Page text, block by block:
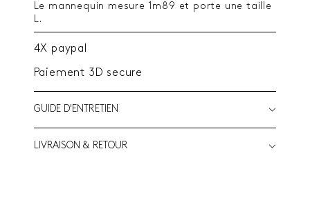
Le mannequin mesure 1m89 et porte une taille
L.
4X paypal
Paiement 3D secure
GUIDE D'ENTRETIEN
LIVRAISON & RETOUR